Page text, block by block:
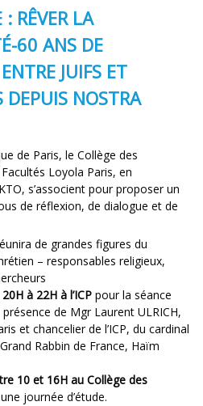
RÊVER LA
60 ANS DE
JUIFS ET
DEPUIS NOSTRA
de Paris, le Collège des
Loyola Paris, en
s’associent pour proposer un
de réflexion, de dialogue et de
de grandes figures du
– responsables religieux,
à 22H à l’ICP pour la séance
présence de Mgr Laurent ULRICH,
et chancelier de l’ICP, du cardinal
Rabbin de France, Haïm
10 et 16H au Collège des
journée d’étude.